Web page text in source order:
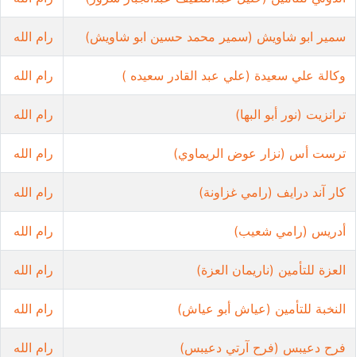
سمير ابو شاويش (سمير محمد حسين ابو شاويش) رام الله
وكالة علي سعيدة (علي عبد القادر سعيده ) رام الله
ترانزيت (نور أبو البها) رام الله
ترست أس (نزار عوض الريماوي) رام الله
كار آند درايف (رامي غزاونة) رام الله
أدريس (رامي شعيب) رام الله
العزة للتأمين (ناريمان العزة) رام الله
النخبة للتأمين (عياش أبو عياش) رام الله
فرح دعيبس (فرح آرتي دعيبس) رام الله